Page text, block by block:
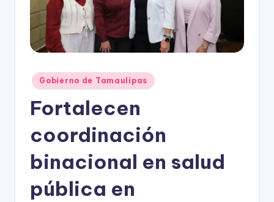
Publicado
en
Gobierno de Tamaulipas
Fortalecen
coordinación
binacional en salud
pública en